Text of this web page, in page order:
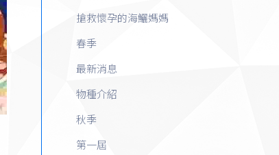
搶救懷孕的海鱺媽媽
春季
最新消息
物種介紹
秋季
第一屆